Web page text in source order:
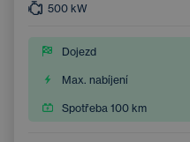
500 kW
Dojezd
Max. nabíjení
Spotřeba 100 km